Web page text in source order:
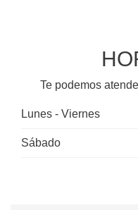
Te podemos
Lunes - Viernes
Sábado